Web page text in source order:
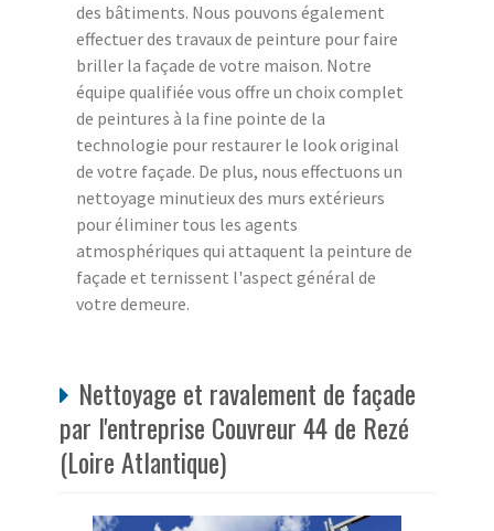
des bâtiments. Nous pouvons également
effectuer des travaux de peinture pour faire
briller la façade de votre maison. Notre
équipe qualifiée vous offre un choix complet
de peintures à la fine pointe de la
technologie pour restaurer le look original
de votre façade. De plus, nous effectuons un
nettoyage minutieux des murs extérieurs
pour éliminer tous les agents
atmosphériques qui attaquent la peinture de
façade et ternissent l'aspect général de
votre demeure.
Nettoyage et ravalement de façade
par l'entreprise Couvreur 44 de Rezé
(Loire Atlantique)